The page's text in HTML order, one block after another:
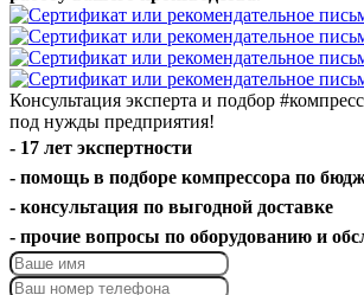
Консультация эксперта и подбор
под нужды предприятия!
- 17 лет экспертности
- помощь в подборе компрессора по
- консультация по выгодной доставке
- прочие вопросы по оборудованию и